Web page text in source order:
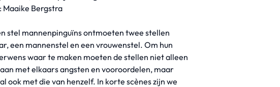
Maaike Bergstra
stel mannenpinguïns ontmoeten twee stellen
een mannenstel en een vrouwenstel. Om hun
waar te maken moeten de stellen niet alleen
met elkaars angsten en vooroordelen, maar
ook met die van henzelf. In korte scènes zijn we